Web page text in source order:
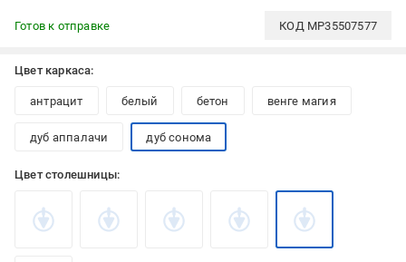
Готов к отправке КОД MP35507577
Цвет каркаса:
антрацит белый бетон венге магия
дуб аппалачи дуб сонома
Цвет столешницы: